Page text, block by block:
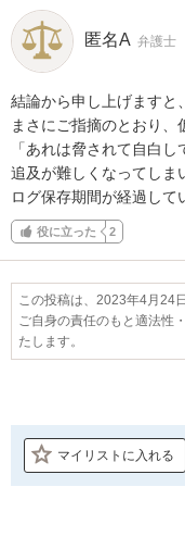
匿名A 弁護士
結論から申し上げますと
まさにご指摘のとおり
「あれは脅されて自白
追及が難しくなってしま
ログ保存期間が経過して
役に立った 2
この投稿は、2023年4月24
ご自身の責任のもと適法性
たします。
マイリストに入れる